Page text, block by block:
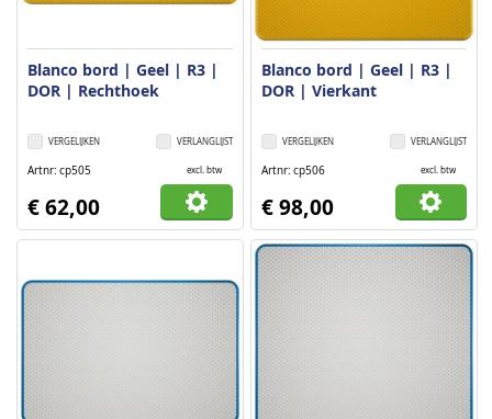
Blanco bord | Geel | R3 |
DOR | Rechthoek
VERLANGLIJST
VERGELIJKEN
Artnr cp505 excl. btw
€ 62,00
Blanco bord | Geel | R3 |
DOR | Vierkant
VERLANGLIJST
VERGELIJKEN
Artnr cp506 excl. btw
€ 98,00